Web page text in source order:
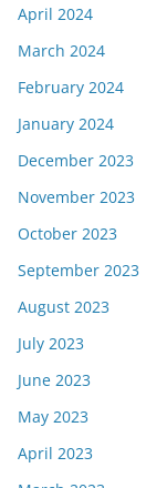
April 2024
March 2024
February 2024
January 2024
December 2023
November 2023
October 2023
September 2023
August 2023
July 2023
June 2023
May 2023
April 2023